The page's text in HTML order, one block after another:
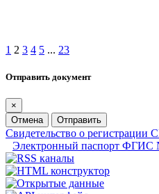
1 2 3 4 5 ... 23
Отправить документ
×
Отмена
Отправить
Свидетельство о
Электронный паспорт ФГИС